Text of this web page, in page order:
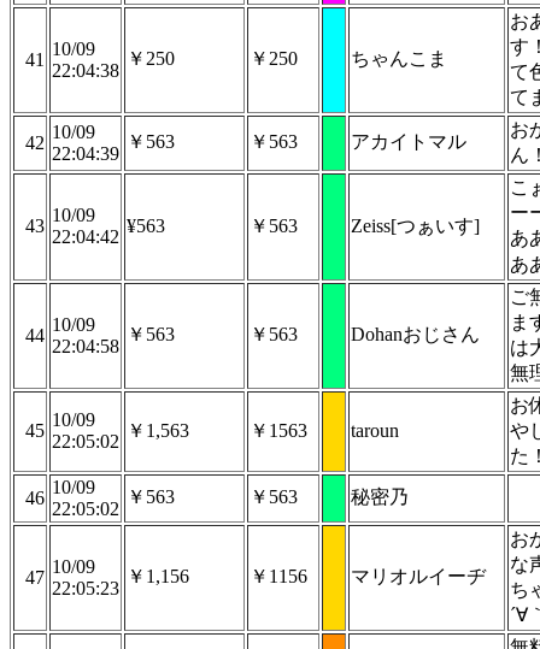
41
10/09
22:04:38
￥250 ￥250 ちゃんこま
お
す
て
て
42
10/09
22:04:39
￥563 ￥563 アカイトマル
お
ん
43
10/09
22:04:42
¥563 ￥563 Zeiss[つぁいす]
こ
ー
あ
あ
44
10/09
22:04:58
￥563 ￥563 Dohanおじさん
ご
ま
は
無
45
10/09
22:05:02
￥1,563 ￥1563 taroun
お
や
た
46
10/09
22:05:02
￥563 ￥563 秘密乃
47
10/09
22:05:23
￥1,156 ￥1156 マリオルイーヂ
お
な
ち
´∀